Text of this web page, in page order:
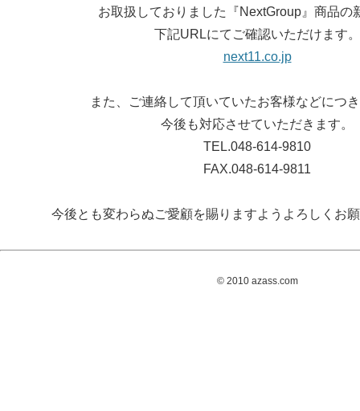
お取扱しておりました『NextGroup』商品の
下記URLにてご確認いただけます。
next11.co.jp
また、ご連絡して頂いていたお客様などにつ
今後も対応させていただきます。
TEL.048-614-9810
FAX.048-614-9811
今後とも変わらぬご愛顧を賜りますようよろしくお
© 2010 azass.com